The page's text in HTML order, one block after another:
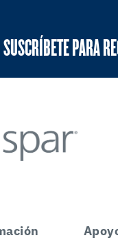
SUSCRÍBETE PARA